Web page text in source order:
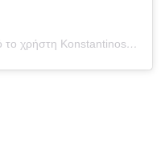
Η δημοσίευση κοινοποιήθηκε από το χρήστη Konstantinos Argiros (@argiros_konstantinos)